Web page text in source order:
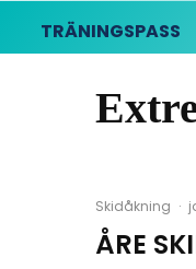
TRÄNINGSPASS
Skidåkning ·
ÅRE